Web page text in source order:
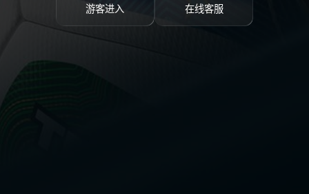
游客进入 在线客服